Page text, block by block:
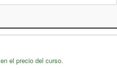
en el precio del curso.